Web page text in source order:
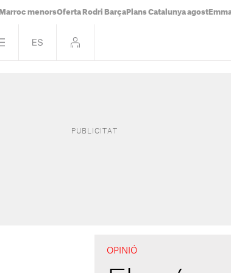
Marroc menorsOferta Rodri Barça Plans Catalunya agost
OPINIÓ